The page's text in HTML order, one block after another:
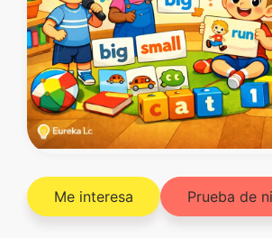
Me interesa Prueba de